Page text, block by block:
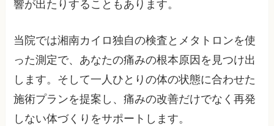
響が出たりすることもあります。
当院では湘南カイロ独自の検査とメタトロンを使
った測定で、あなたの痛みの根本原因を見つけ出
します。そして一人ひとりの体の状態に合わせた
施術プランを提案し、痛みの改善だけでなく再発
しない体づくりをサポートします。